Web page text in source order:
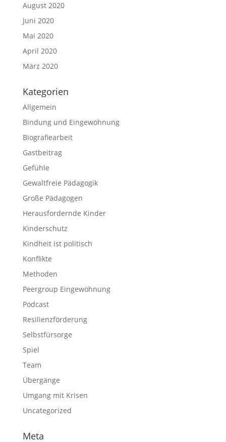
August 2020
Juni 2020
Mai 2020
April 2020
März 2020
Kategorien
Allgemein
Bindung und Eingewöhnung
Biografiearbeit
Gastbeitrag
Gefühle
Gewaltfreie Pädagogik
Große Pädagogen
Herausfordernde Kinder
Kinderschutz
Kindheit ist politisch
Konflikte
Methoden
Peergroup Eingewöhnung
Podcast
Resilienzförderung
Selbstfürsorge
Spiel
Team
Übergänge
Umgang mit Krisen
Uncategorized
Meta